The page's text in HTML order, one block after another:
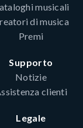
musicali
di musica
Premi
Supporto
Notizie
clienti
Legale